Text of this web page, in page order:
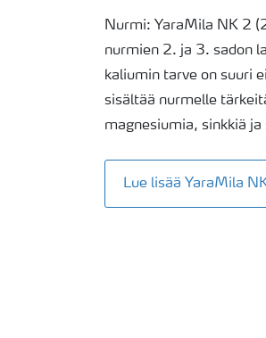
Nurmi: YaraMila NK 2
nurmien 2. ja 3. sadon
kaliumin tarve on suuri
sisältää nurmelle
magnesiumia, sinkkiä ja
Lue lisää YaraMila